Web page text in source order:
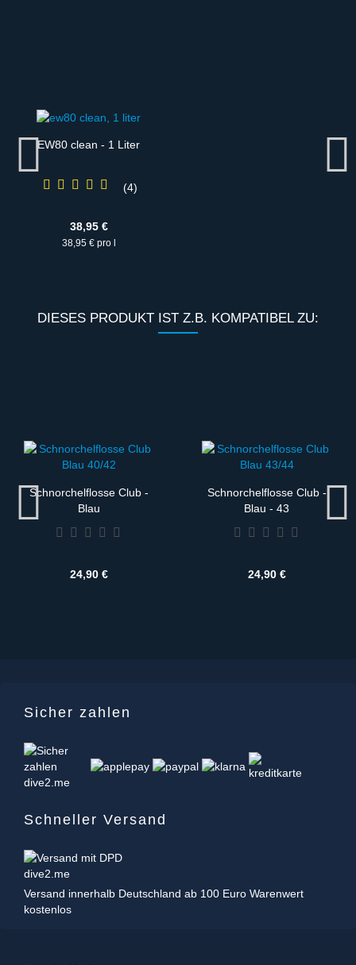
EW80 clean - 1 Liter
4
38,95 €
38,95 € pro l
DIESES PRODUKT IST Z.B. KOMPATIBEL ZU:
Schnorchelflosse Club -
Blau
24,90 €
Schnorchelflosse Club -
Blau - 43
24,90 €
Sicher zahlen
Schneller Versand
Versand innerhalb Deutschland ab 100 Euro Warenwert
kostenlos